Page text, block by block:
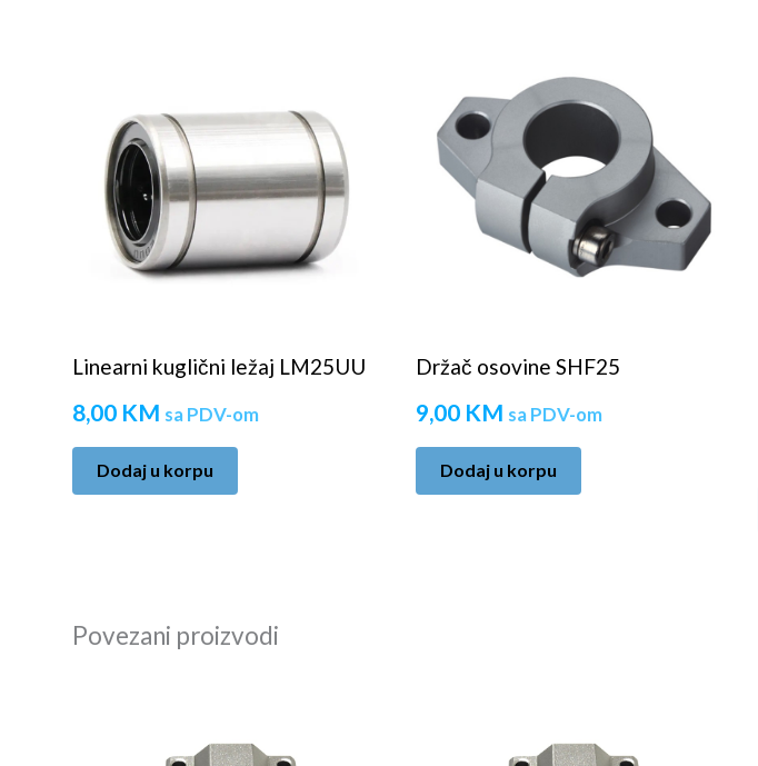
Linearni kuglični ležaj LM25UU
8,00 KM sa PDV-om
Dodaj u korpu
Držač osovine SHF25
9,00 KM sa PDV-om
Dodaj u korpu
Povezani proizvodi